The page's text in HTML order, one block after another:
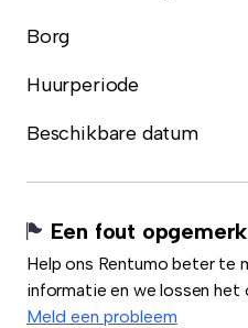
Borg
Huurperiode
Beschikbare datum
Een fout
Help ons Rentumo beter te
informatie en we lossen het
Meld een probleem